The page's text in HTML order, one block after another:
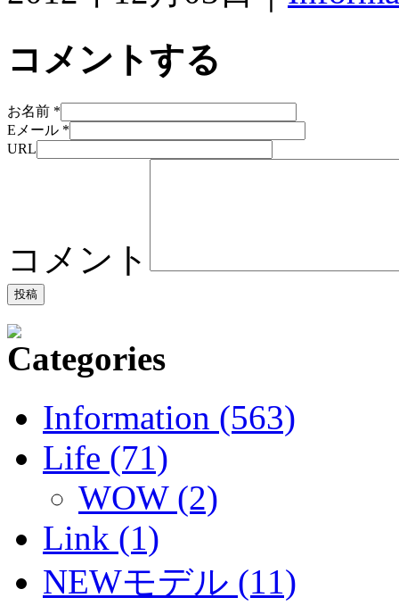
コメントする
お名前 *
Eメール *
URL
コメント
Information (563)
Life (71)
WOW (2)
Link (1)
NEWモデル (11)